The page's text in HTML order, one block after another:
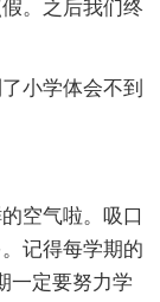
。之后我们终
小学体会不到
空气啦。吸口
记得每学期的
一定要努力学